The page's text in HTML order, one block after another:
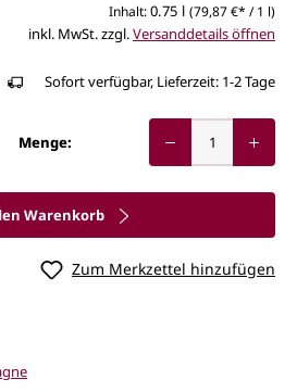
Inhalt:0.75 l (79,87 €* / 1 l)
inkl. MwSt. zzgl.Versanddetails öffnen
Sofort verfügbar, Lieferzeit: 1-2 Tage
Menge:
Warenkorb
Zum Merkzettel hinzufügen